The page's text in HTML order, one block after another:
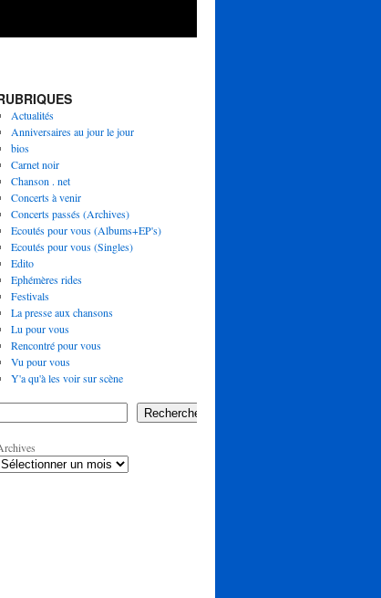
Actualités
Anniversaires au jour le jour
bios
Carnet noir
Chanson . net
Concerts à venir
Concerts passés (Archives)
Ecoutés pour vous (Albums+EP's)
Ecoutés pour vous (Singles)
Edito
Ephémères rides
Festivals
La presse aux chansons
Lu pour vous
Rencontré pour vous
Vu pour vous
Y'a qu'à les voir sur scène
Rechercher